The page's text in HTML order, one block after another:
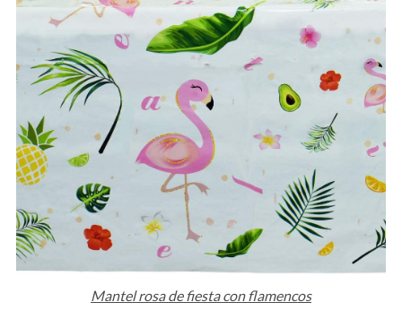
Mantel rosa de fiesta con flamencos